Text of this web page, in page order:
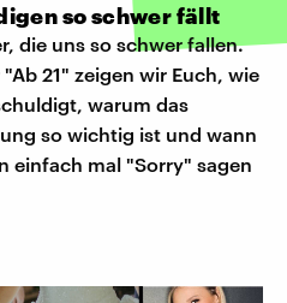
so schwer fällt
die uns so schwer fallen.
21" zeigen wir Euch, wie
warum das
so wichtig ist und wann
einfach mal "Sorry" sagen